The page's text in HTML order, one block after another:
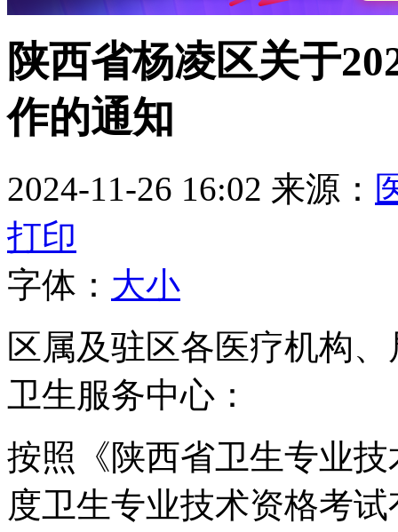
陕西省杨凌区关于
作的通知
2024-11-26 16:02 来源：
打印
字体： 大小
区属及驻区各医疗机构
卫生服务中心：
按照《陕西省卫生专业
度卫生专业技术资格考